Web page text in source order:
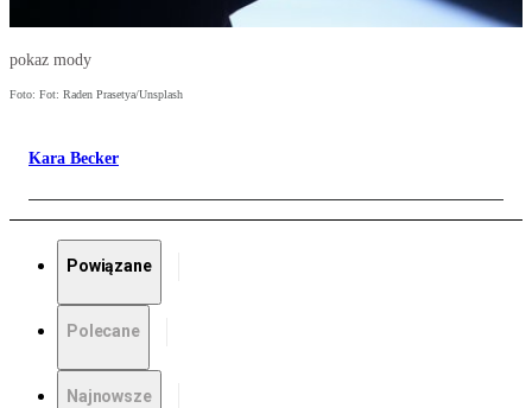
pokaz mody
Foto: Fot: Raden Prasetya/Unsplash
Kara Becker
Powiązane
Polecane
Najnowsze